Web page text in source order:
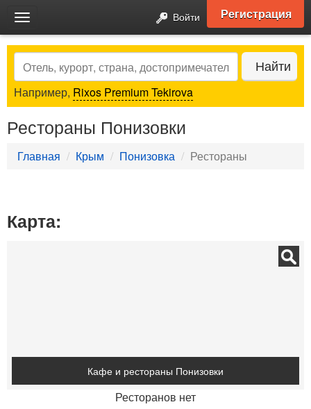
Toggle
navigation
Войти Регистрация
Search Найти
Например, Rixos Premium Tekirova
Рестораны Понизовки
Главная Крым Понизовка Рестораны
Карта:
Кафе и рестораны Понизовки
Ресторанов нет